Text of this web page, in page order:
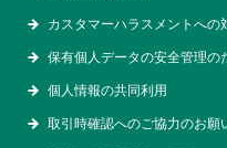
カスタマーハラスメントへの
保有個人データの安全管理の
個人情報の共同利用
取引時確認へのご協力のお願